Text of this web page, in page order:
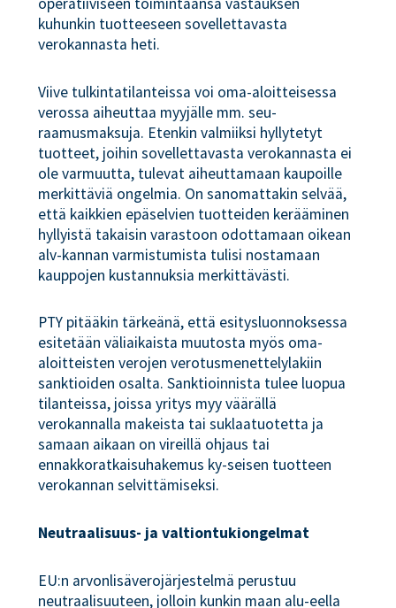
kuhunkin tuotteeseen sovellettavasta
verokannasta heti.
Viive tulkintatilanteissa voi oma-aloitteisessa
verossa aiheuttaa myyjälle mm. seu-
raamusmaksuja. Etenkin valmiiksi hyllytetyt
tuotteet, joihin sovellettavasta verokannasta ei
ole varmuutta, tulevat aiheuttamaan kaupoille
merkittäviä ongelmia. On sanomattakin selvää,
että kaikkien epäselvien tuotteiden kerääminen
hyllyistä takaisin varastoon odottamaan oikean
alv-kannan varmistumista tulisi nostamaan
kauppojen kustannuksia merkittävästi.
PTY pitääkin tärkeänä, että esitysluonnoksessa
esitetään väliaikaista muutosta myös oma-
aloitteisten verojen verotusmenettelylakiin
sanktioiden osalta. Sanktioinnista tulee luopua
tilanteissa, joissa yritys myy väärällä
verokannalla makeista tai suklaatuotetta ja
samaan aikaan on vireillä ohjaus tai
ennakkoratkaisuhakemus ky-seisen tuotteen
verokannan selvittämiseksi.
Neutraalisuus- ja valtiontukiongelmat
EU:n arvonlisäverojärjestelmä perustuu
neutraalisuuteen, jolloin kunkin maan alu-eella